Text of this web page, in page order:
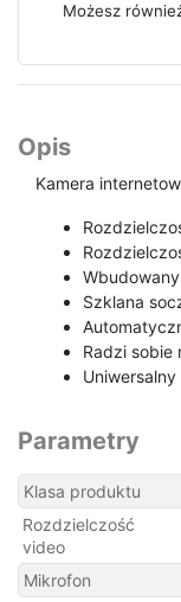
Możesz
Opis
Kamera
Szklana
Radzi sobie
Parametry
Klasa produktu
Rozdzielczość
video
Mikrofon